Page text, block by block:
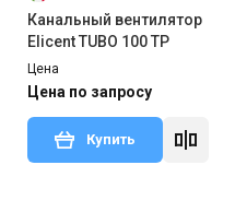
Канальный вентилятор
Elicent TUBO 100 TP
Цена
Цена по запросу
Купить